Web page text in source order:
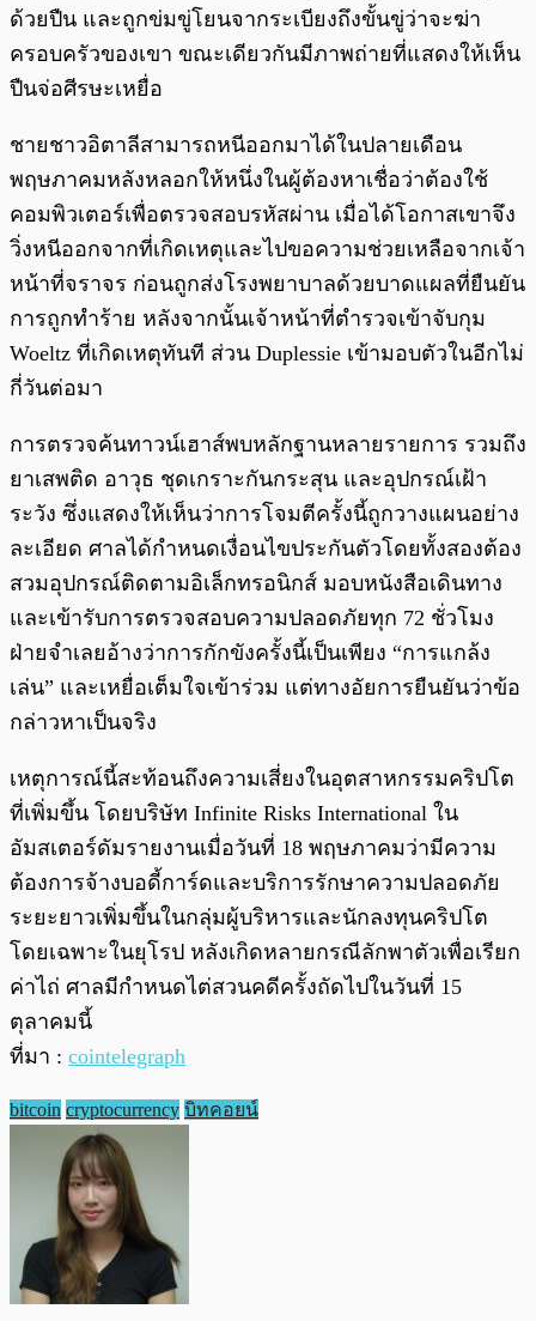
ด้วยปืน และถูกข่มขู่โยนจากระเบียงถึงขั้นขู่ว่าจะฆ่า
ครอบครัวของเขา ขณะเดียวกันมีภาพถ่ายที่แสดงให้เห็น
ปืนจ่อศีรษะเหยื่อ
ชายชาวอิตาลีสามารถหนีออกมาได้ในปลายเดือน
พฤษภาคมหลังหลอกให้หนึ่งในผู้ต้องหาเชื่อว่าต้องใช้
คอมพิวเตอร์เพื่อตรวจสอบรหัสผ่าน เมื่อได้โอกาสเขาจึง
วิ่งหนีออกจากที่เกิดเหตุและไปขอความช่วยเหลือจากเจ้า
หน้าที่จราจร ก่อนถูกส่งโรงพยาบาลด้วยบาดแผลที่ยืนยัน
การถูกทำร้าย หลังจากนั้นเจ้าหน้าที่ตำรวจเข้าจับกุม
Woeltz ที่เกิดเหตุทันที ส่วน Duplessie เข้ามอบตัวในอีกไม่
กี่วันต่อมา
การตรวจค้นทาวน์เฮาส์พบหลักฐานหลายรายการ รวมถึง
ยาเสพติด อาวุธ ชุดเกราะกันกระสุน และอุปกรณ์เฝ้า
ระวัง ซึ่งแสดงให้เห็นว่าการโจมตีครั้งนี้ถูกวางแผนอย่าง
ละเอียด ศาลได้กำหนดเงื่อนไขประกันตัวโดยทั้งสองต้อง
สวมอุปกรณ์ติดตามอิเล็กทรอนิกส์ มอบหนังสือเดินทาง
และเข้ารับการตรวจสอบความปลอดภัยทุก 72 ชั่วโมง
ฝ่ายจำเลยอ้างว่าการกักขังครั้งนี้เป็นเพียง “การแกล้ง
เล่น” และเหยื่อเต็มใจเข้าร่วม แต่ทางอัยการยืนยันว่าข้อ
กล่าวหาเป็นจริง
เหตุการณ์นี้สะท้อนถึงความเสี่ยงในอุตสาหกรรมคริปโต
ที่เพิ่มขึ้น โดยบริษัท Infinite Risks International ใน
อัมสเตอร์ดัมรายงานเมื่อวันที่ 18 พฤษภาคมว่ามีความ
ต้องการจ้างบอดี้การ์ดและบริการรักษาความปลอดภัย
ระยะยาวเพิ่มขึ้นในกลุ่มผู้บริหารและนักลงทุนคริปโต
โดยเฉพาะในยุโรป หลังเกิดหลายกรณีลักพาตัวเพื่อเรียก
ค่าไถ่ ศาลมีกำหนดไต่สวนคดีครั้งถัดไปในวันที่ 15
ตุลาคมนี้
ที่มา : cointelegraph
bitcoin cryptocurrency บิทคอยน์